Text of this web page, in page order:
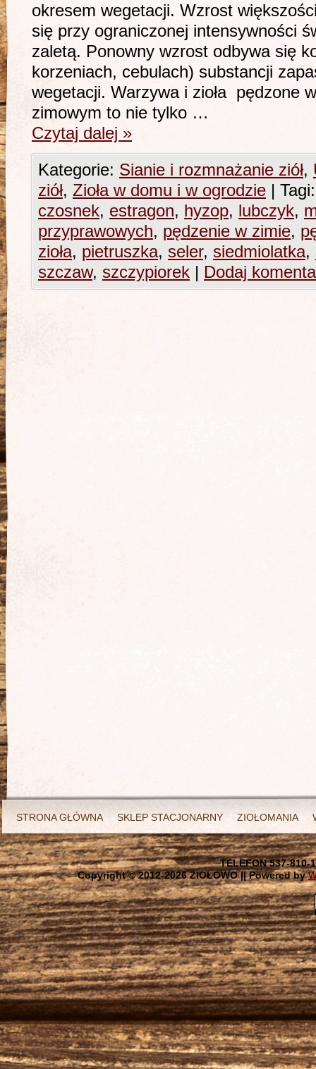
okresem wegetacji. Wzrost
się przy ograniczonej intensywności
zaletą. Ponowny wzrost odbywa się
korzeniach, cebulach) substancji
wegetacji. Warzywa i zioła pędzone
zimowym to nie tylko …
Czytaj dalej »
Kategorie: Sianie i rozmnażanie ziół,
ziół, Zioła w domu i w ogrodzie | Tagi:
czosnek, estragon, hyzop, lubczyk,
przyprawowych, pędzenie w zimie,
zioła, pietruszka, seler, siedmiolatka,
szczaw, szczypiorek | Dodaj
STRONA GŁÓWNA SKLEP STACJONARNY ZIOŁOMANIA
TELEFON 537-810-
Copyright © 2012-2026 ZIOŁOWO || Powered by